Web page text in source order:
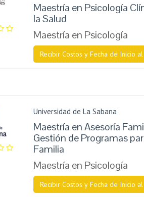
Maestría en Psicología
la Salud
Maestría en Psicología
Recibir Costos y Fecha de Inicio
Universidad de La Sabana
Maestría en Asesoría
Gestión de Programas
Familia
Maestría en Psicología
Recibir Costos y Fecha de Inicio